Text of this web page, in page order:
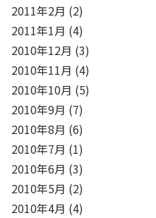
2011年2月 (2)
2011年1月 (4)
2010年12月 (3)
2010年11月 (4)
2010年10月 (5)
2010年9月 (7)
2010年8月 (6)
2010年7月 (1)
2010年6月 (3)
2010年5月 (2)
2010年4月 (4)